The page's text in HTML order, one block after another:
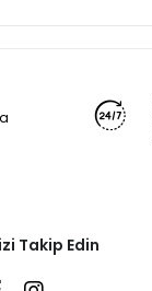
Takip Edin